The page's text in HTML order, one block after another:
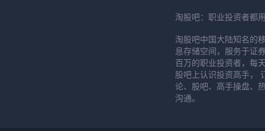
淘股吧：职业投资者都
淘股吧中国大陆知名的
息存储空间，服务于证
百万的职业投资者，每
股吧上认识投资高手，
论、股吧、高手操盘、
沟通。